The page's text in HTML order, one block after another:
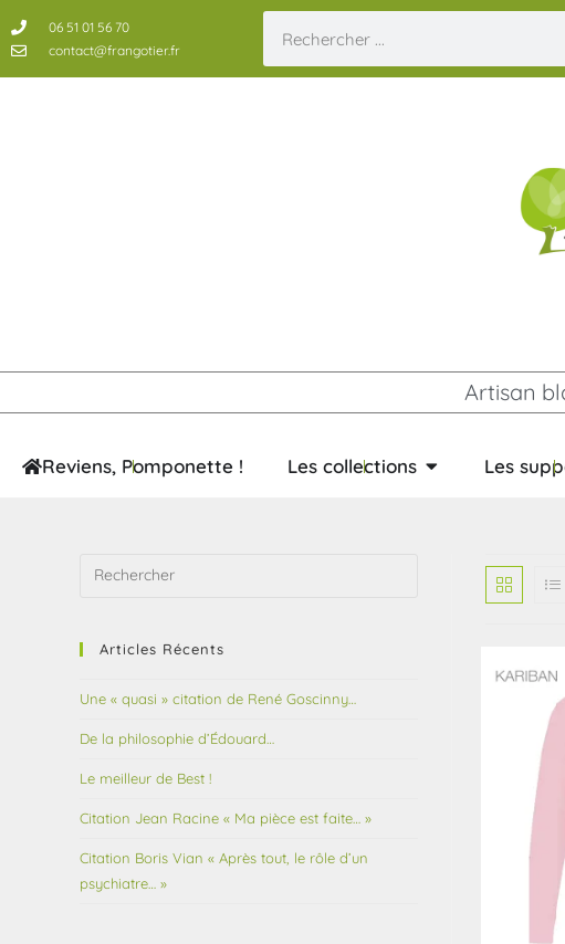
06 51 01 56 70
contact@frangotier.fr
Artisan
Reviens, Pomponette ! Les collections Les
Articles Récents
Une « quasi » citation de René Goscinny…
De la philosophie d’Édouard…
Le meilleur de Best !
Citation Jean Racine « Ma pièce est faite… »
Citation Boris Vian « Après tout, le rôle d’un
psychiatre… »